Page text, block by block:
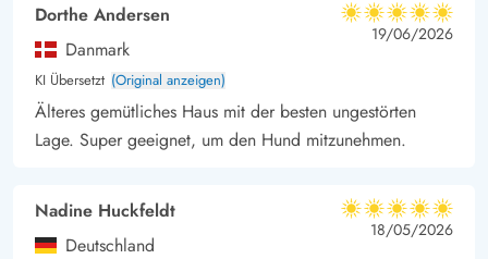
Dorthe Andersen
Danmark
KI Übersetzt (Original anzeigen)
5 von 5
5 von 5
5 out of 5
19/06/2026
Älteres gemütliches Haus mit der besten ungestörten
Lage. Super geeignet, um den Hund mitzunehmen.
Nadine Huckfeldt
Deutschland
5 von 5
5 von 5
5 out of 5
18/05/2026